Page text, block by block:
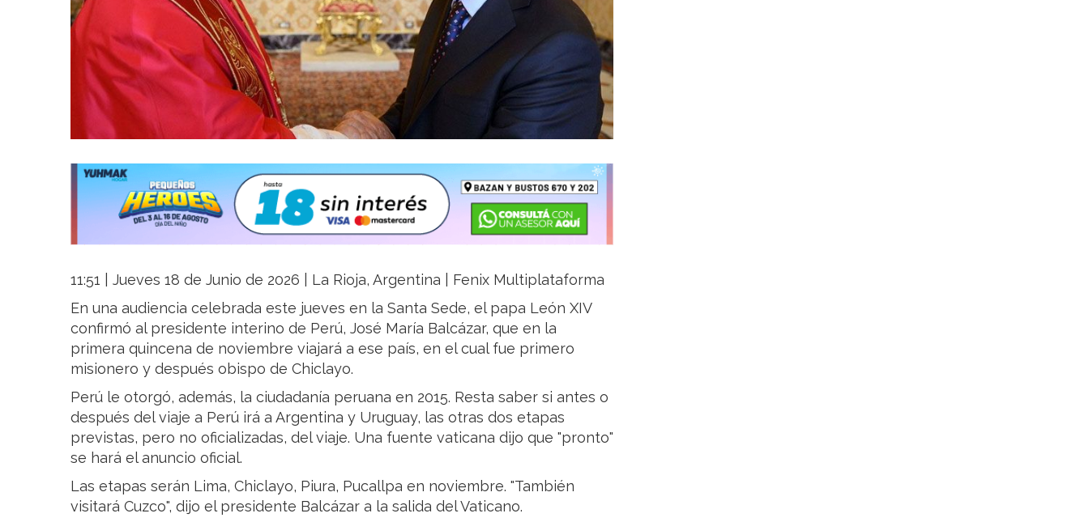
11:51 | Jueves 18 de Junio de 2026 | La Rioja, Argentina | Fenix Multiplataforma
En una audiencia celebrada este jueves en la Santa Sede, el papa León XIV
confirmó al presidente interino de Perú, José María Balcázar, que en la
primera quincena de noviembre viajará a ese país, en el cual fue primero
misionero y después obispo de Chiclayo.
Perú le otorgó, además, la ciudadanía peruana en 2015. Resta saber si antes o
después del viaje a Perú irá a Argentina y Uruguay, las otras dos etapas
previstas, pero no oficializadas, del viaje. Una fuente vaticana dijo que "pronto"
se hará el anuncio oficial.
Las etapas serán Lima, Chiclayo, Piura, Pucallpa en noviembre. "También
visitará Cuzco", dijo el presidente Balcázar a la salida del Vaticano.